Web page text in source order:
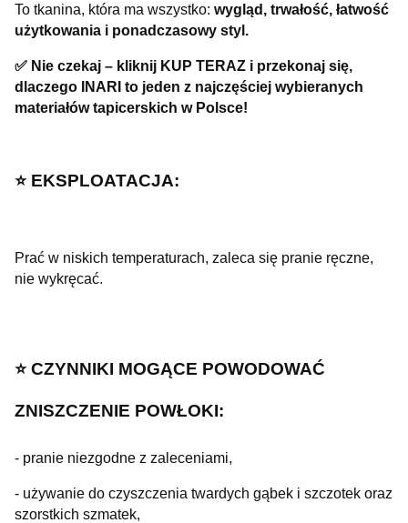
To tkanina, która ma wszystko: wygląd, trwałość, łatwość
użytkowania i ponadczasowy styl.
✅ Nie czekaj – kliknij KUP TERAZ i przekonaj się,
dlaczego INARI to jeden z najczęściej wybieranych
materiałów tapicerskich w Polsce!
⭐️ EKSPLOATACJA:
Prać w niskich temperaturach, zaleca się pranie ręczne,
nie wykręcać.
⭐️ CZYNNIKI MOGĄCE POWODOWAĆ
ZNISZCZENIE POWŁOKI:
- pranie niezgodne z zaleceniami,
- używanie do czyszczenia twardych gąbek i szczotek oraz
szorstkich szmatek,